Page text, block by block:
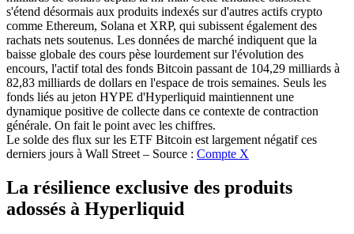
Le solde des flux sur les ETF Bitcoin est largement négatif ces
derniers jours à Wall Street – Source : Compte X
La résilience exclusive des produits
adossés à Hyperliquid